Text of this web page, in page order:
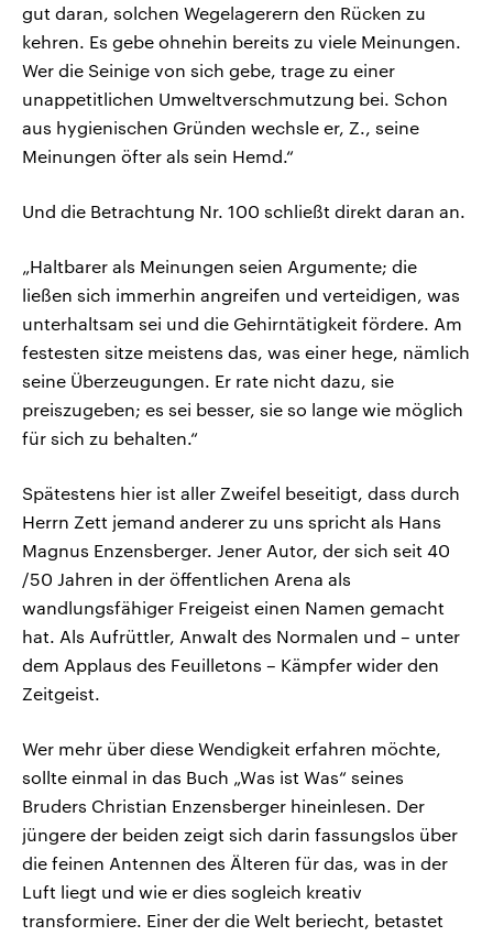
gut daran, solchen Wegelagerern den Rücken zu
kehren. Es gebe ohnehin bereits zu viele Meinungen.
Wer die Seinige von sich gebe, trage zu einer
unappetitlichen Umweltverschmutzung bei. Schon
aus hygienischen Gründen wechsle er, Z., seine
Meinungen öfter als sein Hemd.“
Und die Betrachtung Nr. 100 schließt direkt daran an.
„Haltbarer als Meinungen seien Argumente; die
ließen sich immerhin angreifen und verteidigen, was
unterhaltsam sei und die Gehirntätigkeit fördere. Am
festesten sitze meistens das, was einer hege, nämlich
seine Überzeugungen. Er rate nicht dazu, sie
preiszugeben; es sei besser, sie so lange wie möglich
für sich zu behalten.“
Spätestens hier ist aller Zweifel beseitigt, dass durch
Herrn Zett jemand anderer zu uns spricht als Hans
Magnus Enzensberger. Jener Autor, der sich seit 40
/50 Jahren in der öffentlichen Arena als
wandlungsfähiger Freigeist einen Namen gemacht
hat. Als Aufrüttler, Anwalt des Normalen und – unter
dem Applaus des Feuilletons – Kämpfer wider den
Zeitgeist.
Wer mehr über diese Wendigkeit erfahren möchte,
sollte einmal in das Buch „Was ist Was“ seines
Bruders Christian Enzensberger hineinlesen. Der
jüngere der beiden zeigt sich darin fassungslos über
die feinen Antennen des Älteren für das, was in der
Luft liegt und wie er dies sogleich kreativ
transformiere. Einer der die Welt beriecht, betastet